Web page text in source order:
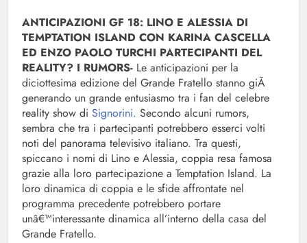
ANTICIPAZIONI GF 18: LINO E ALESSIA DI
TEMPTATION ISLAND CON KARINA CASCELLA
ED ENZO PAOLO TURCHI PARTECIPANTI DEL
REALITY? I RUMORS- Le anticipazioni per la
diciottesima edizione del Grande Fratello stanno giÃ
generando un grande entusiasmo tra i fan del celebre
reality show di Signorini. Secondo alcuni rumors,
sembra che tra i partecipanti potrebbero esserci volti
noti del panorama televisivo italiano. Tra questi,
spiccano i nomi di Lino e Alessia, coppia resa famosa
grazie alla loro partecipazione a Temptation Island. La
loro dinamica di coppia e le sfide affrontate nel
programma precedente potrebbero portare
unâ€™interessante dinamica all’interno della casa del
Grande Fratello.